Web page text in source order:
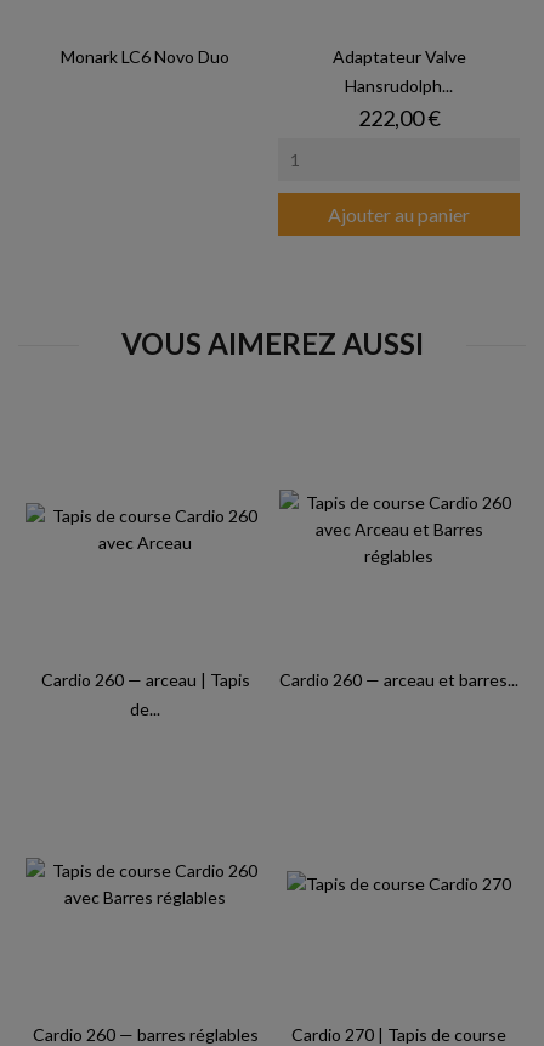
Monark LC6 Novo Duo
Adaptateur Valve
Hansrudolph...
Prix
222,00 €
Ajouter au panier
VOUS AIMEREZ AUSSI
Cardio 260 — arceau | Tapis
de...
Cardio 260 — arceau et barres...
Cardio 260 — barres réglables
Cardio 270 | Tapis de course